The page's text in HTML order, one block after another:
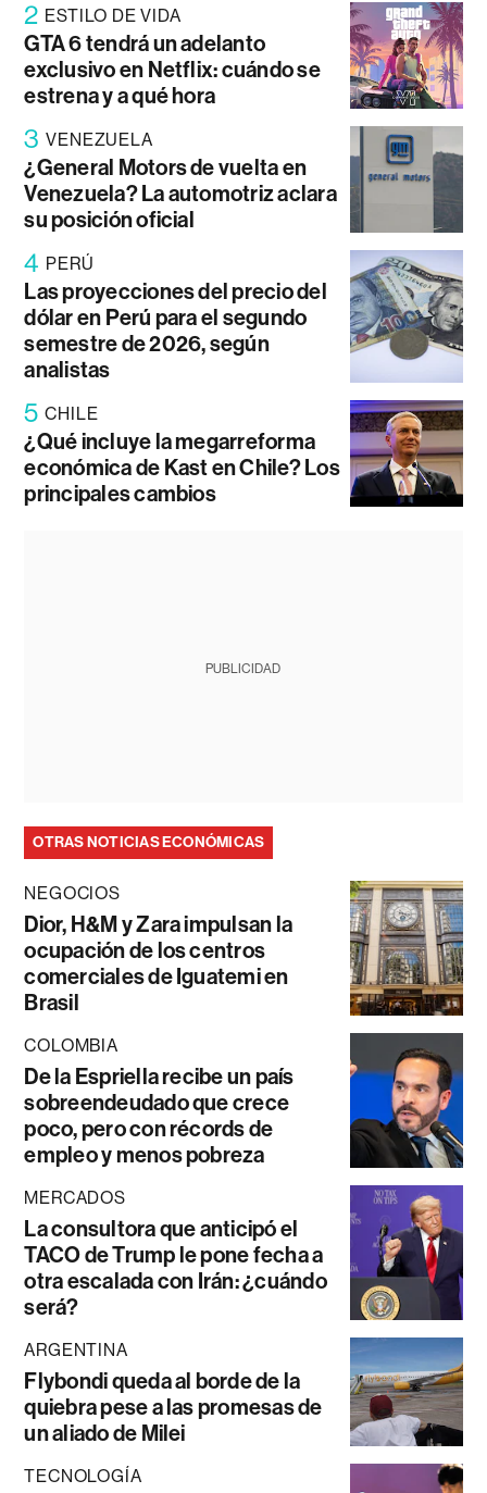
2 ESTILO DE VIDA
GTA 6 tendrá un adelanto
exclusivo en Netflix: cuándo se
estrena y a qué hora
3 VENEZUELA
¿General Motors de vuelta en
Venezuela? La automotriz aclara
su posición oficial
4 PERÚ
Las proyecciones del precio del
dólar en Perú para el segundo
semestre de 2026, según
analistas
5 CHILE
¿Qué incluye la megarreforma
económica de Kast en Chile? Los
principales cambios
PUBLICIDAD
OTRAS NOTICIAS ECONÓMICAS
NEGOCIOS
Dior, H&M y Zara impulsan la
ocupación de los centros
comerciales de Iguatemi en
Brasil
COLOMBIA
De la Espriella recibe un país
sobreendeudado que crece
poco, pero con récords de
empleo y menos pobreza
MERCADOS
La consultora que anticipó el
TACO de Trump le pone fecha a
otra escalada con Irán: ¿cuándo
será?
ARGENTINA
Flybondi queda al borde de la
quiebra pese a las promesas de
un aliado de Milei
TECNOLOGÍA